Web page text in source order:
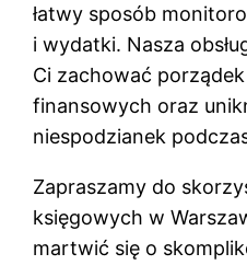
łatwy sposób
i wydatki. Nasza
Ci zachować
finansowych oraz
niespodzianek
Zapraszamy do
księgowych w
martwić się o